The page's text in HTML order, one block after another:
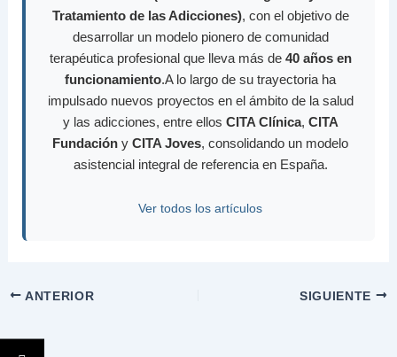
Tratamiento de las Adicciones), con el objetivo de
desarrollar un modelo pionero de comunidad
terapéutica profesional que lleva más de 40 años en
funcionamiento.A lo largo de su trayectoria ha
impulsado nuevos proyectos en el ámbito de la salud
y las adicciones, entre ellos CITA Clínica, CITA
Fundación y CITA Joves, consolidando un modelo
asistencial integral de referencia en España.
Ver todos los artículos
ANTERIOR SIGUIENTE